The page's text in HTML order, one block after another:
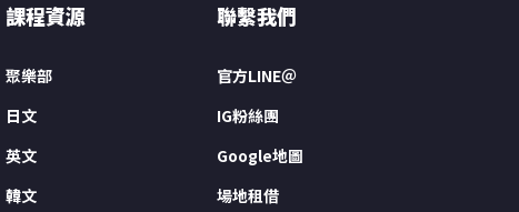
課程資源
聚樂部
日文
英文
韓文
聯繫我們
官方LINE＠
IG粉絲團
Google地圖
場地租借